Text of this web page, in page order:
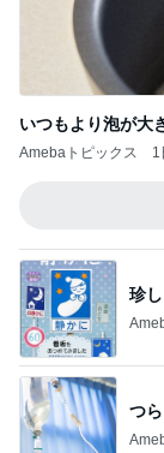
いつもより泡が大
Amebaトピックス 1
珍
つ